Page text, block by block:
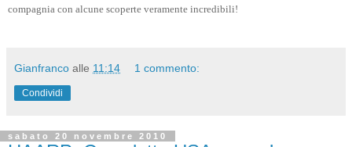
- Salute a tutti! Grazie per essere con noi. Un'incredibile storia stasera. E' nostra
ospite per la prima volta la dottoressa Hildegarde Staninger.
questa sindrome.